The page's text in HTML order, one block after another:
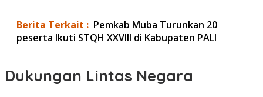
Berita Terkait : Pemkab Muba Turunkan 20
peserta Ikuti STQH XXVIII di Kabupaten PALI
Dukungan Lintas Negara